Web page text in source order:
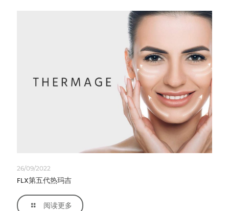
26/09/2022
FLX第五代热玛吉
阅读更多